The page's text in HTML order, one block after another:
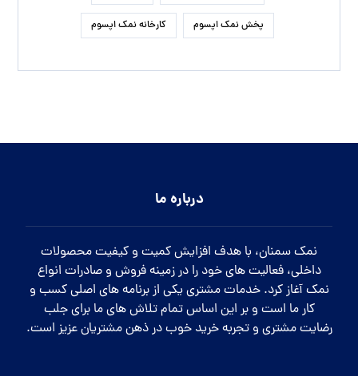
پخش نمک اپسوم کارخانه نمک اپسوم
درباره ما
نمک سمنان، با هدف افزایش کمیت و کیفیت محصولات
داخلی، فعالیت های خود را در زمینه فروش و صادرات انواع
نمک آغاز کرد. خدمات مشتری یکی از برنامه های اصلی کسب و
کار ما است و بر این اساس تمام تلاش های ما برای جلب
رضایت مشتری و تجربه خرید خوب در ذهن مشتریان عزیز است.